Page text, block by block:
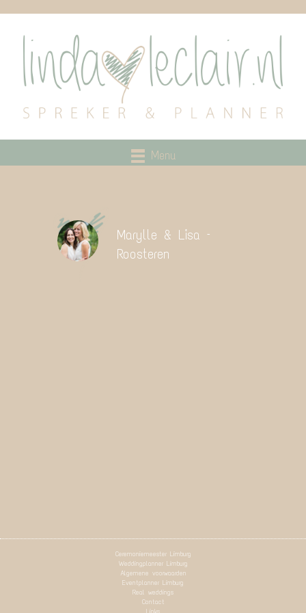
Menu
Marylle & Lisa –
Roosteren
Ceremoniemeester Limburg
Weddingplanner Limburg
Algemene voorwaarden
Eventplanner Limburg
Real weddings
Contact